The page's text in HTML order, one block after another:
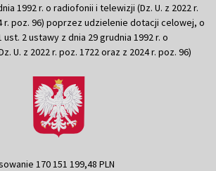
1992 r. o radiofonii i telewizji (Dz. U. z 2022 r.
r. poz. 96) poprzez udzielenie dotacji celowej, o
2 ustawy z dnia 29 grudnia 1992 r. o
U. z 2022 r. poz. 1722 oraz z 2024 r. poz. 96)
170 151 199,48 PLN